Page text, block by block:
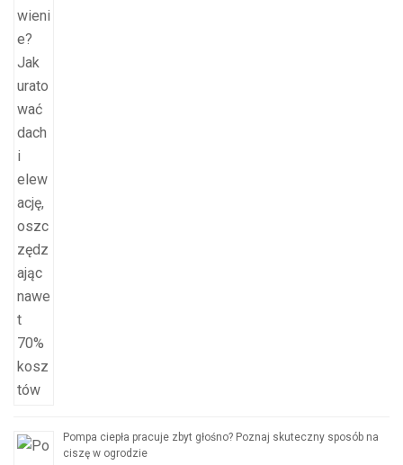
Pompa ciepła pracuje zbyt głośno? Poznaj skuteczny sposób na
ciszę w ogrodzie